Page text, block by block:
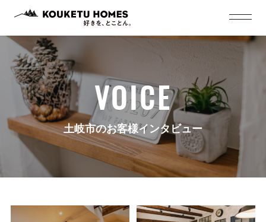
VOICE
土岐市のお客様インタビュー